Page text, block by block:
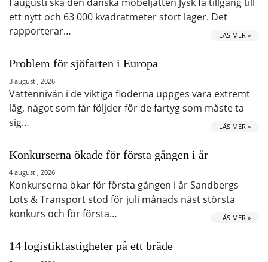
ett nytt och 63 000 kvadratmeter stort lager. Det
rapporterar…
LÄS MER »
Problem för sjöfarten i Europa
3 augusti, 2026
Vattennivån i de viktiga floderna uppges vara extremt
låg, något som får följder för de fartyg som måste ta
sig…
LÄS MER »
Konkurserna ökade för första gången i år
4 augusti, 2026
Konkurserna ökar för första gången i år Sandbergs
Lots & Transport stod för juli månads näst största
konkurs och för första…
LÄS MER »
14 logistikfastigheter på ett bräde